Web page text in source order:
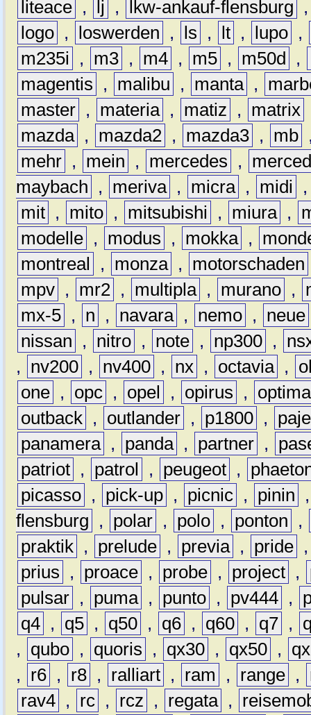
liteace , lj , lkw-ankauf-flensburg
logo , loswerden , ls , lt , lupo ,
m235i
, m3 , m4 , m5 , m50d ,
magentis
, malibu , manta ,
master , materia , matiz , matrix
mazda , mazda2 , mazda3 , mb
mehr , mein , mercedes ,
maybach
, meriva , micra , midi
mit , mito , mitsubishi , miura ,
modelle , modus , mokka ,
montreal
, monza , motorschaden
mpv , mr2 , multipla , murano ,
mx-5 , n , navara , nemo , neue
nissan
, nitro , note , np300 ,
,
nv200 , nv400 , nx , octavia ,
one , opc , opel , opirus ,
optima
outback , outlander , p1800 ,
panamera , panda , partner ,
patriot , patrol , peugeot ,
picasso , pick-up , picnic , pinin
flensburg
, polar , polo , ponton
,
praktik , prelude , previa , pride
prius
, proace , probe , project ,
pulsar , puma , punto , pv444 ,
q4 , q5 , q50 , q6 , q60 , q7 ,
,
qubo , quoris , qx30 , qx50 ,
,
r6 , r8 , ralliart , ram , range ,
rav4 , rc , rcz , regata ,